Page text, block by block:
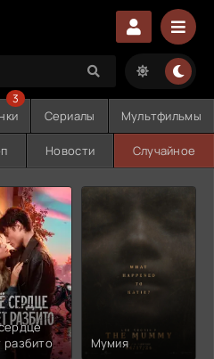
3
Сериалы Мультфильмы
Новости Случайное
разбито
Мумия